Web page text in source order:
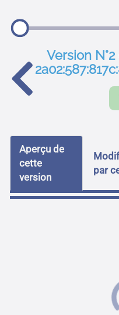
Version
Aperçu de
cette
version
par